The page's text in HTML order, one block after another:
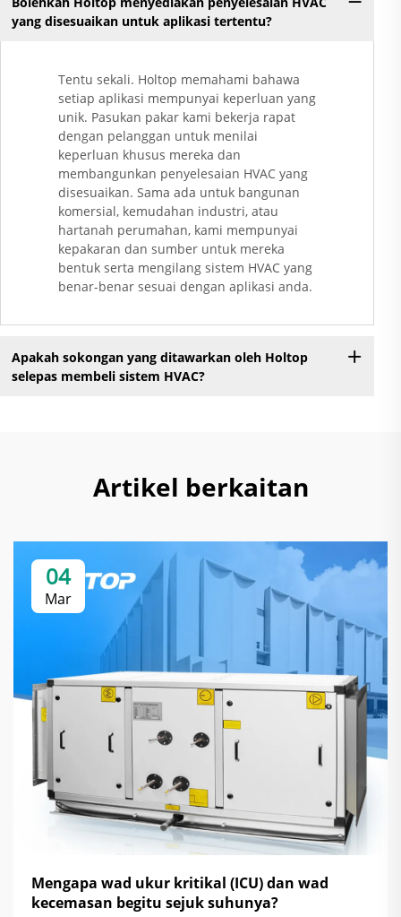
yang disesuaikan untuk aplikasi tertentu?
Tentu sekali. Holtop memahami bahawa
setiap aplikasi mempunyai keperluan yang
unik. Pasukan pakar kami bekerja rapat
dengan pelanggan untuk menilai
keperluan khusus mereka dan
membangunkan penyelesaian HVAC yang
disesuaikan. Sama ada untuk bangunan
komersial, kemudahan industri, atau
hartanah perumahan, kami mempunyai
kepakaran dan sumber untuk mereka
bentuk serta mengilang sistem HVAC yang
benar-benar sesuai dengan aplikasi anda.
Apakah sokongan yang ditawarkan oleh Holtop
selepas membeli sistem HVAC?
Artikel berkaitan
04
Mar
Mengapa wad ukur kritikal (ICU) dan wad
kecemasan begitu sejuk suhunya?